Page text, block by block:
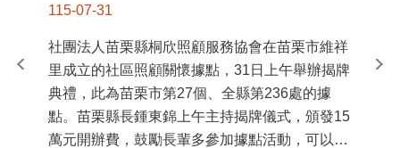
115-07-31
社團法人苗栗縣桐欣照顧服務協會在苗栗市維祥
里成立的社區照顧關懷據點，31日上午舉辦揭牌
典禮，此為苗栗市第27個、全縣第236處的據
點。苗栗縣長鍾東錦上午主持揭牌儀式，頒發15
萬元開辦費，鼓勵長輩多參加據點活動，可以更
苗